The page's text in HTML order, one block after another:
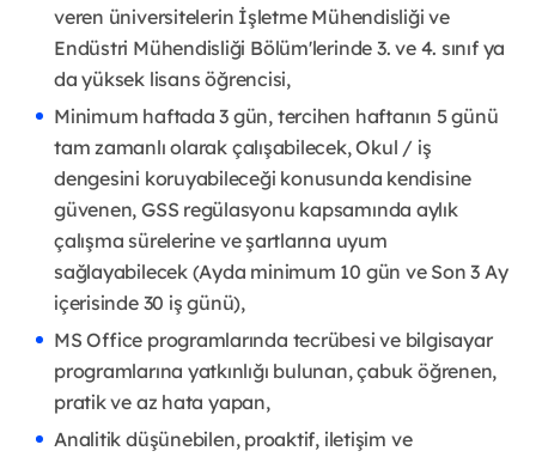
veren üniversitelerin İşletme Mühendisliği ve
Endüstri Mühendisliği Bölüm'lerinde 3. ve 4. sınıf ya
da yüksek lisans öğrencisi,
Minimum haftada 3 gün, tercihen haftanın 5 günü
tam zamanlı olarak çalışabilecek, Okul / iş
dengesini koruyabileceği konusunda kendisine
güvenen, GSS regülasyonu kapsamında aylık
çalışma sürelerine ve şartlarına uyum
sağlayabilecek (Ayda minimum 10 gün ve Son 3 Ay
içerisinde 30 iş günü),
MS Office programlarında tecrübesi ve bilgisayar
programlarına yatkınlığı bulunan, çabuk öğrenen,
pratik ve az hata yapan,
Analitik düşünebilen, proaktif, iletişim ve